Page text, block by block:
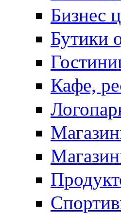
Бизнес
Бутики
Кафе,